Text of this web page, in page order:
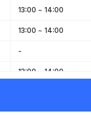
13:00 ~ 14:00
13:00 ~ 14:00
-
13:00 ~ 14:00
-